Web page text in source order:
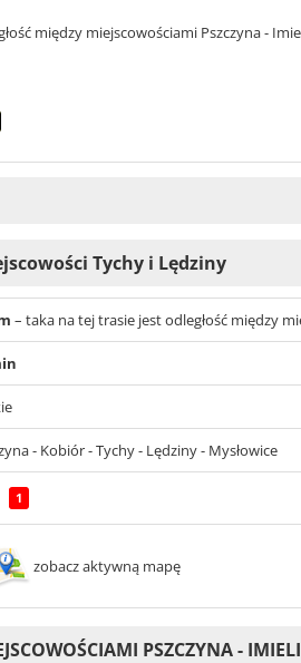
między miejscowościami Pszczyna -
Tychy i Lędziny
– taka na tej trasie jest odległość między
- Kobiór - Tychy - Lędziny - Mysłowice
1
zobacz aktywną mapę
PSZCZYNA -